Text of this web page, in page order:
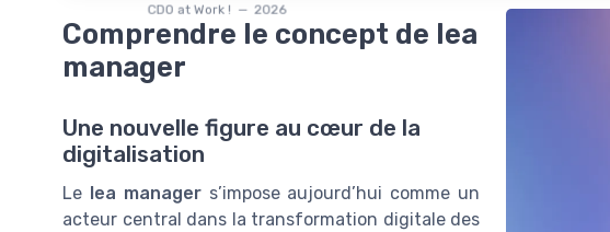
CDO at Work ! — 2026
Comprendre le concept de lea
manager
Une nouvelle figure au cœur de la
digitalisation
Le lea managers’impose aujourd’hui comme un
acteur central dans la transformation digitale des